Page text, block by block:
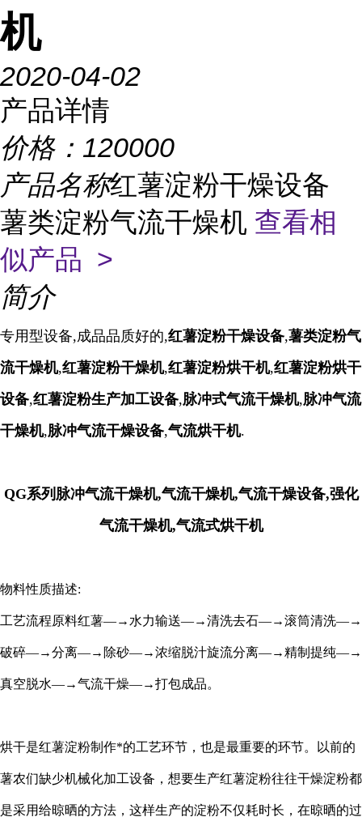
机
2020-04-02
产品详情
价格： 120000
产品名称红薯淀粉干燥设备
薯类淀粉气流干燥机 查看相
似产品 >
简介
专用型设备,成品品质好的,红薯淀粉干燥设备,薯类淀粉气
流干燥机,红薯淀粉干燥机,红薯淀粉烘干机,红薯淀粉烘干
设备,红薯淀粉生产加工设备,脉冲式气流干燥机,脉冲气流
干燥机,脉冲气流干燥设备,气流烘干机.
QG系列 脉冲气流干燥机,气流干燥机,气流干燥设备,强化
气流干燥机,气流式烘干机
物料性质描述:
工艺流程原料红薯—→水力输送—→清洗去石—→滚筒清洗—→
破碎—→分离—→除砂—→浓缩脱汁旋流分离—→精制提纯—→
真空脱水—→气流干燥—→打包成品。
烘干是红薯淀粉制作*的工艺环节，也是最重要的环节。以前的
薯农们缺少机械化加工设备，想要生产红薯淀粉往往干燥淀粉都
是采用给晾晒的方法，这样生产的淀粉不仅耗时长，在晾晒的过